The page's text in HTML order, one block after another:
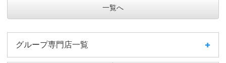
一覧へ
グループ専門店一覧